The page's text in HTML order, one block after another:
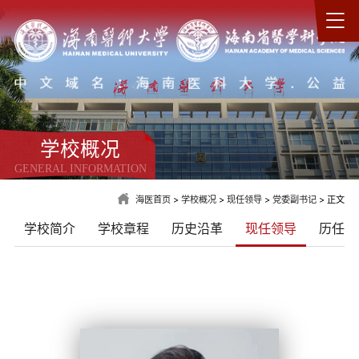
学校概况
GENERAL INFORMATION
海医首页 >学校概况 >现任领导 >党委副书记 > 正文
学校简介 学校章程 历史沿革 现任领导 历任